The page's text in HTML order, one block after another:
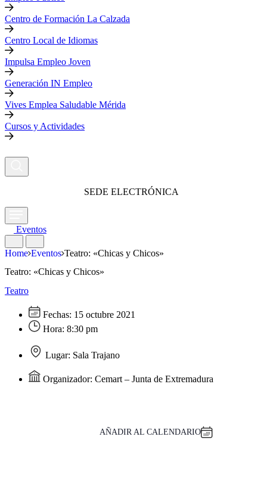
Centro de Formación La Calzada
Centro Local de Idiomas
Impulsa Empleo Joven
Generación IN Empleo
Vives Emplea Saludable Mérida
Cursos y Actividades
SEDE ELECTRÓNICA
Eventos
Home Eventos Teatro: «Chicas y Chicos»
Teatro: «Chicas y Chicos»
Teatro
Fechas: 15 octubre 2021
Hora: 8:30 pm
Lugar: Sala Trajano
Organizador: Cemart – Junta de Extremadura
AÑADIR AL CALENDARIO